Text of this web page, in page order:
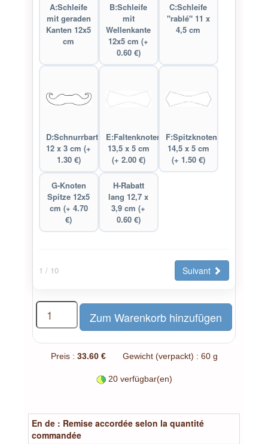
A:Schleife
mit geraden
Kanten 12x5
cm
B:Schleife
mit
Wellenkante
12x5 cm (+
0.60 €)
C:Schleife
"rablé" 11 x
4,5 cm
D:Schnurrbart
12 x 3 cm (+
1.30 €)
E:Faltenknoten
13,5 x 5 cm
(+ 2.00 €)
F:Spitzknoten
14,5 x 5 cm
(+ 1.50 €)
G-Knoten
Spitze 12x5
cm (+ 4.70
€)
H-Rabatt
lang 12,7 x
3,9 cm (+
0.60 €)
1 / 10 Suivant
Preis : 33.60 € Gewicht (verpackt) : 60 g
20 verfügbar(en)
En de : Remise accordée selon la quantité
commandée